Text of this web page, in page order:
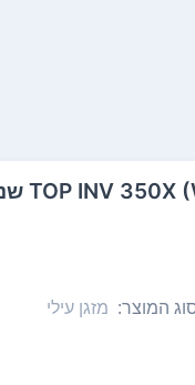
המוצר: מזגן עילי